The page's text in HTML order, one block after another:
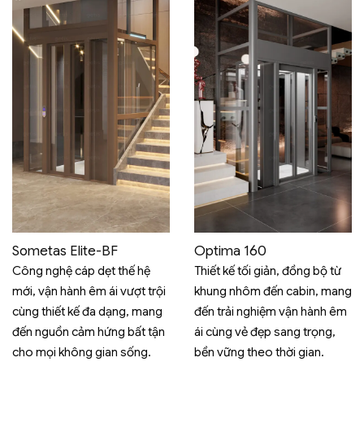
Sometas Elite-BF
Công nghệ cáp dẹt thế hệ
mới, vận hành êm ái vượt trội
cùng thiết kế đa dạng, mang
đến nguồn cảm hứng bất tận
cho mọi không gian sống.
Optima 160
Thiết kế tối giản, đồng bộ từ
khung nhôm đến cabin, mang
đến trải nghiệm vận hành êm
ái cùng vẻ đẹp sang trọng,
bền vững theo thời gian.